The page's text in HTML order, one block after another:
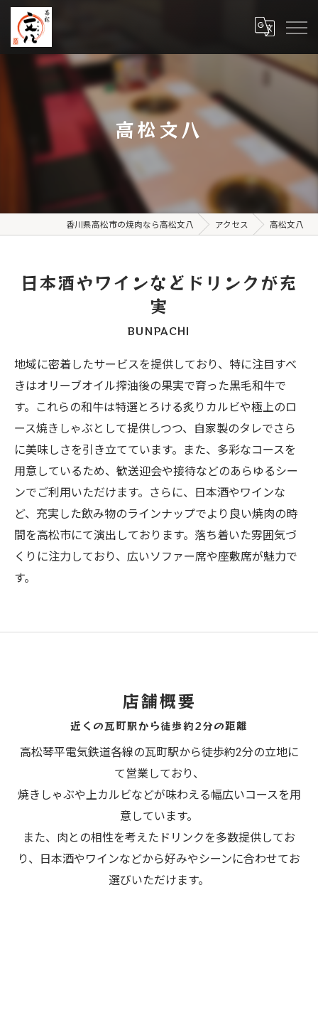
高松文八
香川県高松市の焼肉なら高松文八 アクセス 高松文八
BUNPACHI
日本酒やワインなどドリンクが充
実
地域に密着したサービスを提供しており、特に注目すべ
きはオリーブオイル搾油後の果実で育った黒毛和牛で
す。これらの和牛は特選とろける炙りカルビや極上のロ
ース焼きしゃぶとして提供しつつ、自家製のタレでさら
に美味しさを引き立てています。また、多彩なコースを
用意しているため、歓送迎会や接待などのあらゆるシー
ンでご利用いただけます。さらに、日本酒やワインな
ど、充実した飲み物のラインナップでより良い焼肉の時
間を高松市にて演出しております。落ち着いた雰囲気づ
くりに注力しており、広いソファー席や座敷席が魅力で
す。
近くの瓦町駅から徒歩約2分の距離
店舗概要
高松琴平電気鉄道各線の瓦町駅から徒歩約2分の立地に
て営業しており、
焼きしゃぶや上カルビなどが味わえる幅広いコースを用
意しています。
また、肉との相性を考えたドリンクを多数提供してお
り、日本酒やワインなどから好みやシーンに合わせてお
選びいただけます。